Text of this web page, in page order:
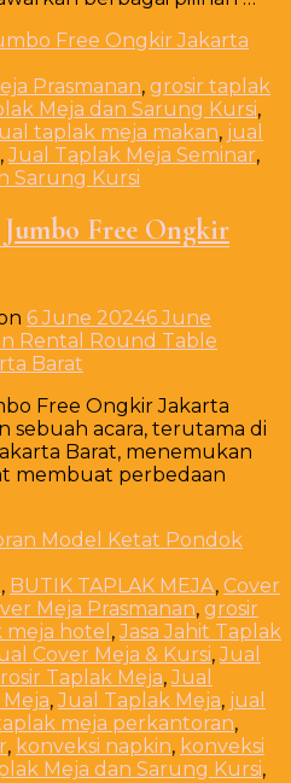
Prasmanan, grosir taplak
Meja dan Sarung Kursi,
taplak meja makan, jual
,Jual Taplak Meja Seminar,
Sarung Kursi
Free Ongkir
6 June 20246 June
Rental Round Table
Barat
Free Ongkir Jakarta
sebuah acara, terutama di
Barat, menemukan
membuat perbedaan
, BUTIK TAPLAK MEJA, Cover
Meja Prasmanan, grosir
hotel ,Jasa Jahit Taplak
Cover Meja & Kursi,Jual
Taplak Meja,Jual
,Jual Taplak Meja, jual
meja perkantoran,
, konveksi napkin, konveksi
Meja dan Sarung Kursi,